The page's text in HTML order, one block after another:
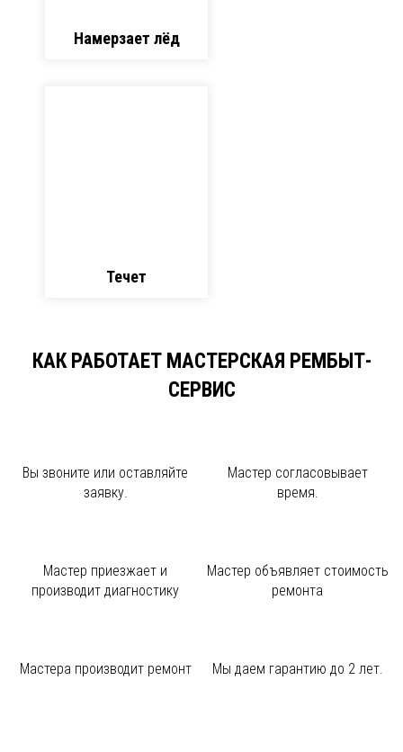
Намерзает лёд
Течет
КАК РАБОТАЕТ МАСТЕРСКАЯ РЕМБЫТ-
СЕРВИС
Вы звоните или оставляйте
заявку.
Мастер согласовывает
время.
Мастер приезжает и
производит диагностику
Мастер объявляетстоимость
ремонта
Мастера производитремонт Мы даем гарантию до 2 лет.